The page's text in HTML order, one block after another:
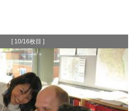
[ 10/16枚目 ]